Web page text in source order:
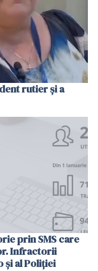
rutier și a
prin SMS care
Infractorii
și al Poliției